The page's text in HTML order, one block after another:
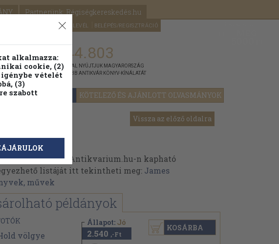
Partnerünk: Régiségkereskedés.hu
SEGÍTSÉG HÍRLEVÉL BELÉPÉS/REGISZTRÁCIÓ
OLVASMÁNYOK KÖTELEZŐ ÉS AJÁNLOTT OLVASMÁNYOK
fa 1.144.803
KIADVÁNNYAL NYÚJTJUK MAGYARORSZÁG
LEGNAGYOBB ANTIKVÁR KÖNYV-KÍNÁLATÁT
Vissza az előző oldalra
műveinek az Antikvarium.hu-n kapható
listáját itt tekintheti meg: James
művek
példányok
Állapot: Jó
2.540 ,-Ft
KOSÁRBA
alkalmazza:
cookie, (2)
vételét
(3)
szabott